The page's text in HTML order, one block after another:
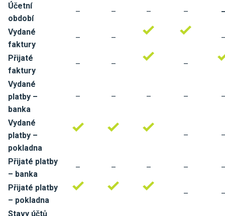
Účetní
období
– – – –
Vydané
faktury
– –
Přijaté
faktury
– – –
Vydané
platby –
banka
– – – –
Vydané
platby –
pokladna
–
Přijaté platby
– banka
– – – –
Přijaté platby
– pokladna
–
Stavy účtů